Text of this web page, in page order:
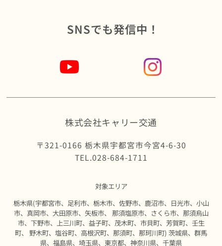
SNSでも発信中！
株式会社キャリー交通
〒321-0166 栃木県宇都宮市今宮4-6-30
TEL.028-684-1711
対象エリア
栃木県(宇都宮市、足利市、栃木市、佐野市、鹿沼市、日光市、小山
市、真岡市、大田原市、矢板市、 那須塩原市、さくら市、那須烏山
市、下野市、上三川町、益子町、茂木町、市貝町、芳賀町、壬生
町、 野木町、塩谷町、高根沢町、那須町、那珂川町) 茨城県、群馬
県、福島県、埼玉県、東京都、神奈川県、千葉県